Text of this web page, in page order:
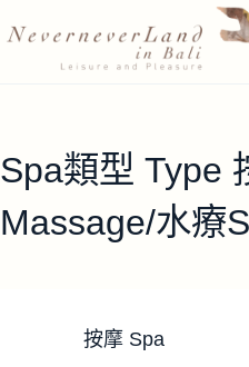
至
容
Spa類型 Type
Massage/水療
按摩 Spa